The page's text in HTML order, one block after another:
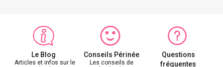
Le Blog
Articles et infos sur le
Conseils Périnée
Les conseils de
Questions
fréquentes